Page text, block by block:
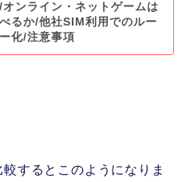
オンライン・ネットゲームは
るか/他社SIM利用でのルー
化/注意事項
するとこのようになりま